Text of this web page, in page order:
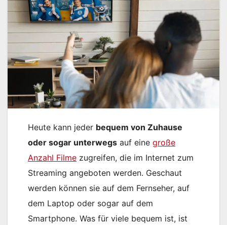
Heute kann jeder bequem von Zuhause
oder sogar unterwegs auf eine große
Anzahl Filme zugreifen, die im Internet zum
Streaming angeboten werden. Geschaut
werden können sie auf dem Fernseher, auf
dem Laptop oder sogar auf dem
Smartphone. Was für viele bequem ist, ist